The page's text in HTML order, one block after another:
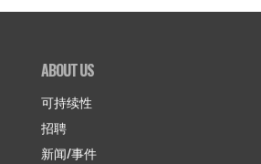
ABOUT US
可持续性
招聘
新闻/事件